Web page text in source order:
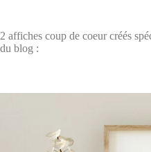
2 affiches coup de coeur créés
du blog :